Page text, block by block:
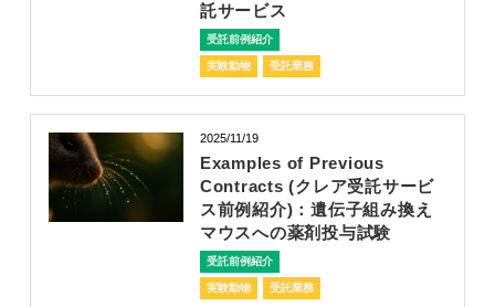
託サービス
受託前例紹介
実験動物 受託業務
2025/11/19
Examples of Previous
Contracts (クレア受託サービ
ス前例紹介)：遺伝子組み換え
マウスへの薬剤投与試験
受託前例紹介
実験動物 受託業務